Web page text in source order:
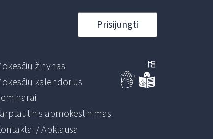
Prisijungti
žinynas
kalendorius
apmokestinimas
/ Apklausa